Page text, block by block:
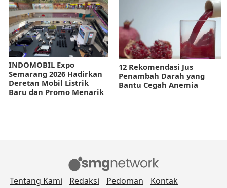
INDOMOBIL Expo
Semarang 2026 Hadirkan
Deretan Mobil Listrik
Baru dan Promo Menarik
12 Rekomendasi Jus
Penambah Darah yang
Bantu Cegah Anemia
Tentang Kami Redaksi Pedoman Kontak